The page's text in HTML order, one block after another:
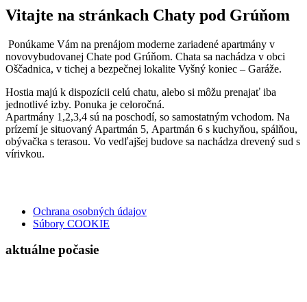
Vitajte na stránkach Chaty pod Grúňom
Ponúkame Vám na prenájom moderne zariadené apartmány v
novovybudovanej Chate pod Grúňom. Chata sa nachádza v obci
Oščadnica, v tichej a bezpečnej lokalite Vyšný koniec – Garáže.
Hostia majú k dispozícii celú chatu, alebo si môžu prenajať iba
jednotlivé izby. Ponuka je celoročná.
Apartmány 1,2,3,4 sú na poschodí, so samostatným vchodom. Na
prízemí je situovaný Apartmán 5, Apartmán 6 s kuchyňou, spálňou,
obývačka s terasou. Vo vedľajšej budove sa nachádza drevený sud s
vírivkou.
Ochrana osobných údajov
Súbory COOKIE
aktuálne počasie